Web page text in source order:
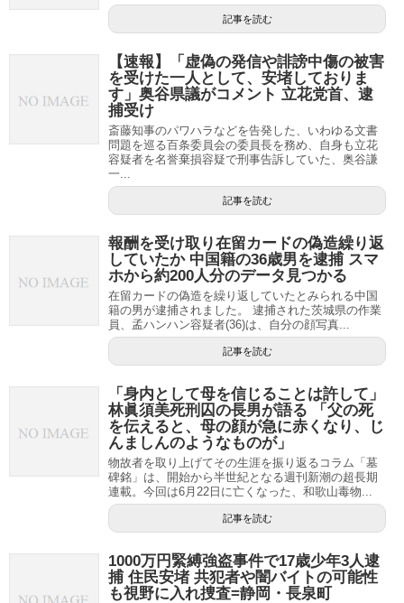
記事を読む
【速報】「虚偽の発信や誹謗中傷の被害
を受けた一人として、安堵しておりま
す」奥谷県議がコメント 立花党首、逮
捕受け
斎藤知事のパワハラなどを告発した、いわゆる文書
問題を巡る百条委員会の委員長を務め、自身も立花
容疑者を名誉棄損容疑で刑事告訴していた、奥谷謙
一...
記事を読む
報酬を受け取り在留カードの偽造繰り返
していたか 中国籍の36歳男を逮捕 スマ
ホから約200人分のデータ見つかる
在留カードの偽造を繰り返していたとみられる中国
籍の男が逮捕されました。 逮捕された茨城県の作業
員、孟ハンハン容疑者(36)は、自分の顔写真...
記事を読む
「身内として母を信じることは許して」
林眞須美死刑囚の長男が語る 「父の死
を伝えると、母の顔が急に赤くなり、じ
んましんのようなものが」
物故者を取り上げてその生涯を振り返るコラム「墓
碑銘」は、開始から半世紀となる週刊新潮の超長期
連載。今回は6月22日に亡くなった、和歌山毒物...
記事を読む
1000万円緊縛強盗事件で17歳少年3人逮
捕 住民安堵 共犯者や闇バイトの可能性
も視野に入れ捜査=静岡・長泉町